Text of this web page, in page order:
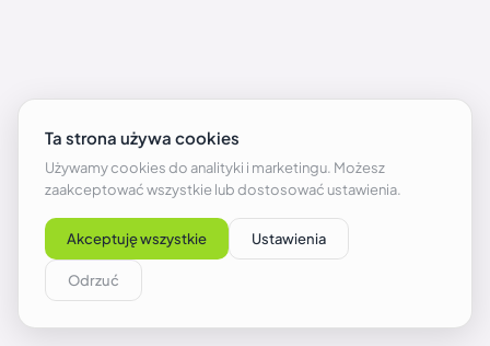
mikstur i żółwiej skorupy?
2026-08-06